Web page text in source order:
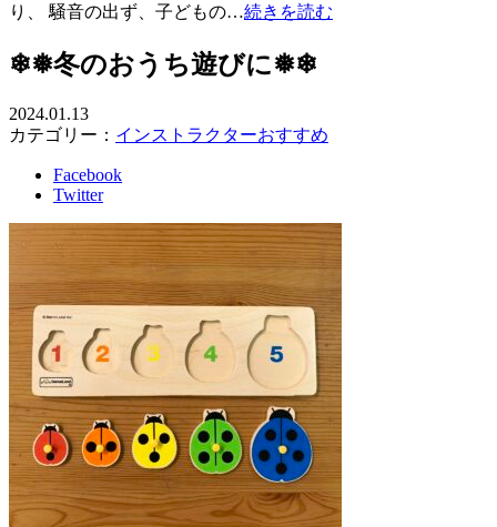
り、 騒音の出ず、子どもの…続きを読む
❄❅冬のおうち遊びに❅❄
2024.01.13
カテゴリー： インストラクターおすすめ
Facebook
Twitter